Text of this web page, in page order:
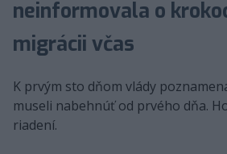
neinformovala o
migrácii včas
K prvým sto dňom vlády
museli nabehnúť od prvého dňa.
riadení.